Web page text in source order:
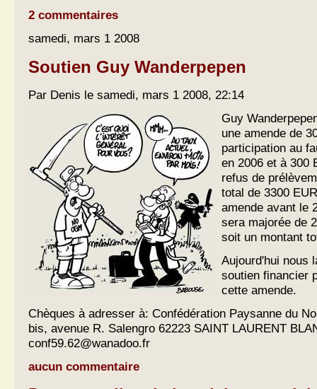
2 commentaires
samedi, mars 1 2008
Soutien Guy Wanderpepen
Par Denis le samedi, mars 1 2008, 22:14
Guy
une amende de
participation au
en 2006 et à 300
refus de
total de 3300
amende avant le
sera majorée de
soit un montant
Aujourd'hui nous
soutien financier
cette amende.
Chèques à adresser à: Confédération Paysanne du
bis, avenue R. Salengro 62223 SAINT LAURENT
conf59.62@wanadoo.fr
aucun commentaire